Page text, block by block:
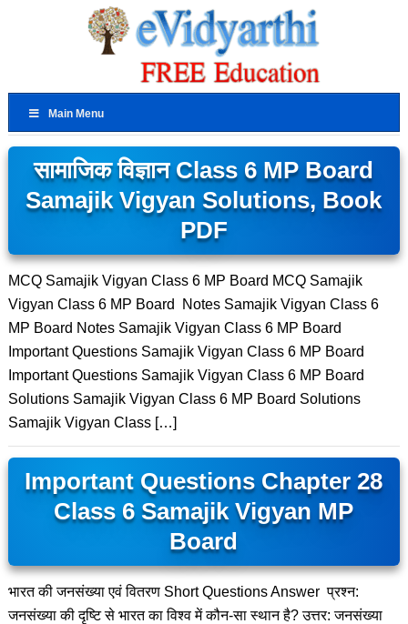
Main Menu
सामाजिक विज्ञान Class 6 MP Board
Samajik Vigyan Solutions, Book
PDF
MCQ Samajik Vigyan Class 6 MP Board MCQ Samajik
Vigyan Class 6 MP Board Notes Samajik Vigyan Class 6
MP Board Notes Samajik Vigyan Class 6 MP Board
Important Questions Samajik Vigyan Class 6 MP Board
Important Questions Samajik Vigyan Class 6 MP Board
Solutions Samajik Vigyan Class 6 MP Board Solutions
Samajik Vigyan Class […]
Important Questions Chapter 28
Class 6 Samajik Vigyan MP
Board
भारत की जनसंख्या एवं वितरण Short Questions Answer प्रश्न:
जनसंख्या की दृष्टि से भारत का विश्व में कौन-सा स्थान है? उत्तर: जनसंख्या